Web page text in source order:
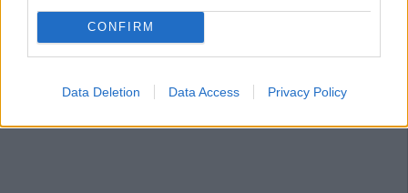
CONFIRM
Data Deletion Data Access Privacy Policy